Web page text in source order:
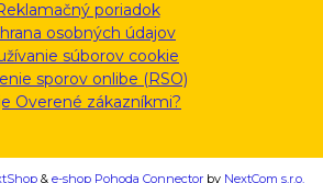
poriadok
osobných údajov
súborov cookie
sporov onlibe (RSO)
Overené zákazníkmi?
& e-shop Pohoda Connector by NextCom s.r.o.